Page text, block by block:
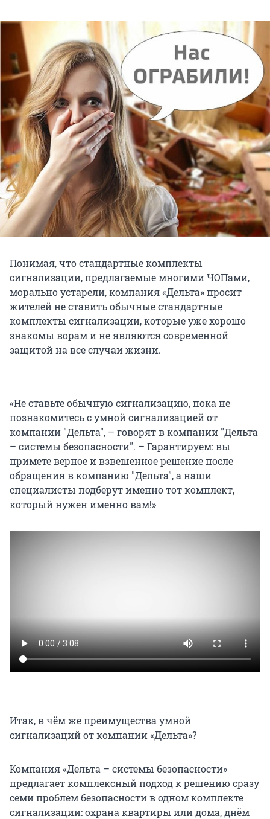
Понимая, что стандартные комплекты
сигнализации, предлагаемые многими ЧОПами,
морально устарели, компания «Дельта» просит
жителей не ставить обычные стандартные
комплекты сигнализации, которые уже хорошо
знакомы ворам и не являются современной
защитой на все случаи жизни.
«Не ставьте обычную сигнализацию, пока не
познакомитесь с умной сигнализацией от
компании "Дельта", – говорят в компании "Дельта
– системы безопасности". – Гарантируем: вы
примете верное и взвешенное решение после
обращения в компанию "Дельта", а наши
специалисты подберут именно тот комплект,
который нужен именно вам!»
Итак, в чём же преимущества умной
сигнализаций от компании «Дельта»?
Компания «Дельта – системы безопасности»
предлагает комплексный подход к решению сразу
семи проблем безопасности в одном комплекте
сигнализации: охрана квартиры или дома, днём